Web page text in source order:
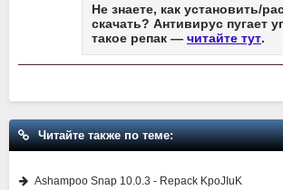
Не знаете, как установить/
скачать? Антивирус пугает
такое репак — читайте тут.
Читайте также по теме:
Ashampoo Snap 10.0.3 - Repack KpoJIuK